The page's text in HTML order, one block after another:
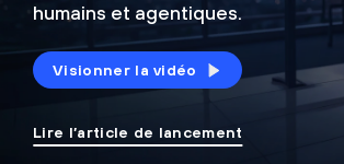
humains et agentiques.
Visionner la vidéo
Lire l’article de lancement